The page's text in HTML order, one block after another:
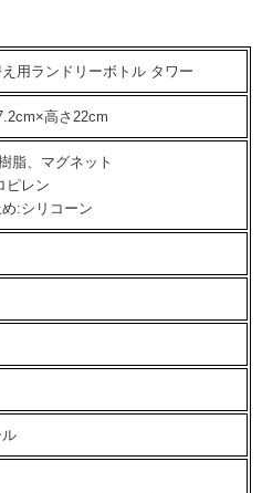
用ランドリーボトル タワー
高さ22cm
脂、マグネット
ピレン
:シリコーン